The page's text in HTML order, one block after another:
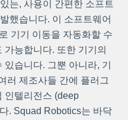
는, 사용이 간편한 소프트
했습니다. 이 소프트웨어
기기 이동을 자동화할 수
가능합니다. 또한 기기의
습니다. 그뿐 아니라, 기
러 제조사들 간에 플러그
인텔리전스 (deep
. Squad Robotics는 바닥